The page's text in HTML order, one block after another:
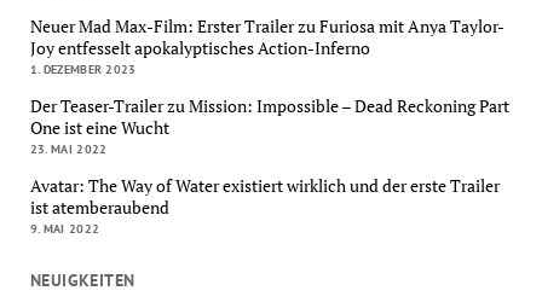
Neuer Mad Max-Film: Erster Trailer zu Furiosa mit Anya Taylor-
Joy entfesselt apokalyptisches Action-Inferno
1. DEZEMBER 2023
Der Teaser-Trailer zu Mission: Impossible – Dead Reckoning Part
One ist eine Wucht
23. MAI 2022
Avatar: The Way of Water existiert wirklich und der erste Trailer
ist atemberaubend
9. MAI 2022
NEUIGKEITEN